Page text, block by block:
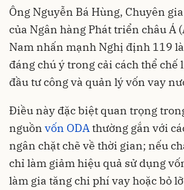
Ông Nguyễn Bá Hùng, Chuyên
của Ngân hàng Phát triển châu Á
Nam nhấn mạnh Nghị định 119
đáng chú ý trong cải cách thể chế
đầu tư công và quản lý vốn vay
Điều này đặc biệt quan trọng
nguồn vốn ODAthường gắn với
ngân chặt chẽ về thời gian; nếu
chỉ làm giảm hiệu quả sử dụng
làm gia tăng chi phí vay hoặc bỏ